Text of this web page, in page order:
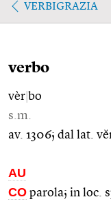
VERBIGRAZIA
verbo
vèr bo
s.m.
av. 1306; dal lat.
AU
CO parola; in loc.